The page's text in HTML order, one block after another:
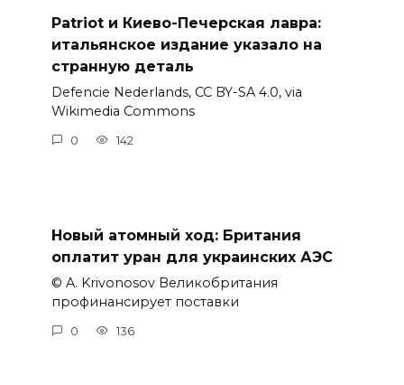
Patriot и Киево-Печерская лавра:
итальянское издание указало на
странную деталь
Defencie Nederlands, CC BY-SA 4.0, via
Wikimedia Commons
0 142
Новый атомный ход: Британия
оплатит уран для украинских АЭС
© A. Krivonosov Великобритания
профинансирует поставки
0 136